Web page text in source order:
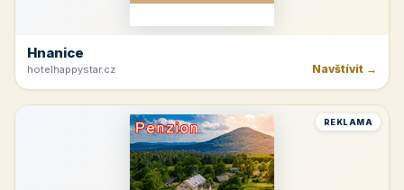
Hnanice
hotelhappystar.cz Navštívit →
REKLAMA